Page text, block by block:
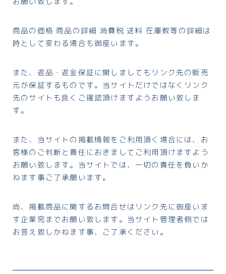
商品の価格 商品の詳細 消費税 送料 在庫数等の詳細は
時として変わる場合も御座います。
また、返品・返金保証に関しましてもリンク先の販売
元が保証するものです。当サイトだけではなくリンク
先のサイトも良くご確認頂けますようお願い致しま
す。
また、当サイトの掲載情報をご利用頂く場合には、お
客様のご判断と責任におきましてご利用頂けますよう
お願い致します。当サイトでは、一切の責任を負いか
ねます事ご了承願います。
尚、掲載商品に関するお問合せはリンク先に御座いま
す企業宛までお願い致します。当サイト管理者側では
お答え致しかねます事、ご了承ください。